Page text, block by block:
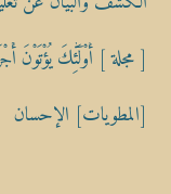
[ مجلة ] أُوْلَٰٓئِكَ يُؤْتَوْنَ
[المطويات] الإحسان